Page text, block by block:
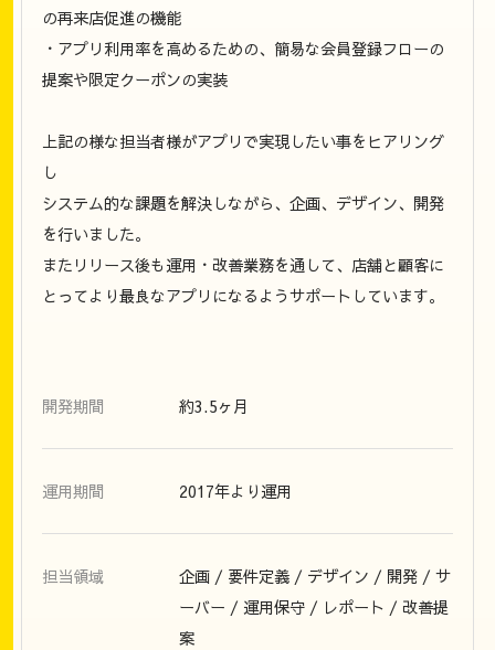
の再来店促進の機能
・アプリ利用率を高めるための、簡易な会員登録フローの
提案や限定クーポンの実装
上記の様な担当者様がアプリで実現したい事をヒアリング
し
システム的な課題を解決しながら、企画、デザイン、開発
を行いました。
またリリース後も運用・改善業務を通して、店舗と顧客に
とってより最良なアプリになるようサポートしています。
開発期間 約3.5ヶ月
運用期間 2017年より運用
担当領域
企画 / 要件定義 / デザイン / 開発 / サ
ーバー / 運用保守 / レポート / 改善提
案